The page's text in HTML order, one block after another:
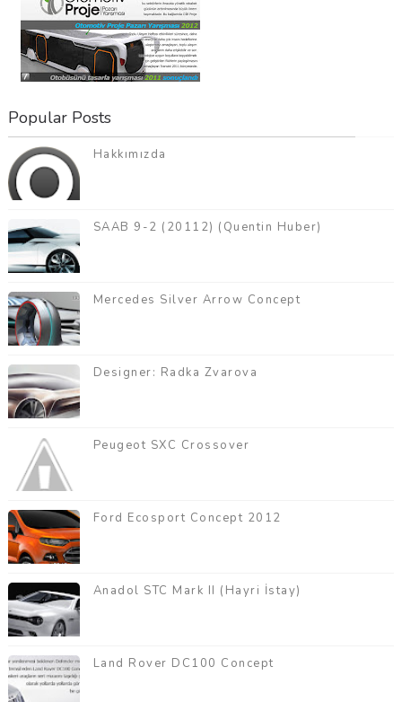
Popular Posts
Hakkımızda
SAAB 9-2 (20112) (Quentin Huber)
Mercedes Silver Arrow Concept
Designer: Radka Zvarova
Peugeot SXC Crossover
Ford Ecosport Concept 2012
Anadol STC Mark II (Hayri İstay)
Land Rover DC100 Concept